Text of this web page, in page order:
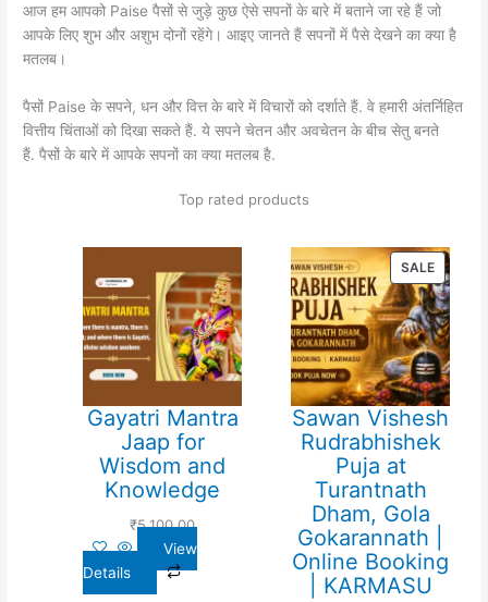
आज हम आपको Paise पैसों से जुड़े कुछ ऐसे सपनों के बारे में बताने जा रहे हैं जो
आपके लिए शुभ और अशुभ दोनों रहेंगे। आइए जानते हैं सपनों में पैसे देखने का क्या है
मतलब।
पैसों Paise के सपने, धन और वित्त के बारे में विचारों को दर्शाते हैं. वे हमारी अंतर्निहित
वित्तीय चिंताओं को दिखा सकते हैं. ये सपने चेतन और अवचेतन के बीच सेतु बनते
हैं. पैसों के बारे में आपके सपनों का क्या मतलब है.
Top rated products
Gayatri Mantra
Jaap for
Wisdom and
Knowledge
₹5,100.00
View
Details
SALE
ON
SALE
Sawan Vishesh
Rudrabhishek
Puja at
Turantnath
Dham, Gola
Gokarannath |
Online Booking
| KARMASU